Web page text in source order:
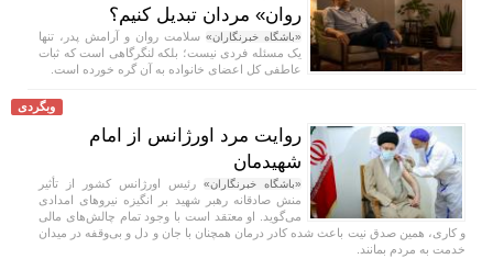
روان» مردان تبدیل کنیم؟
«باشگاه خبرنگاران» سلامت روان و آرامش پدر، تنها
یک مسئله فردی نیست؛ بلکه لنگرگاهی است که ثبات
عاطفی کل اعضای خانواده به آن گره خورده است.
وبگردی
روایت مرد اورژانس از امام
شهیدمان
«باشگاه خبرنگاران» رئیس اورژانس کشور از تأثیر
منش صادقانه رهبر شهید بر انگیزه نیرو‌های امدادی
می‌گوید. او معتقد است با وجود تمام چالش‌های مالی
و کاری، همین صدق نیت باعث شده کادر درمان همچنان با جان و دل و بی‌وقفه در میدان
خدمت به مردم بمانند.